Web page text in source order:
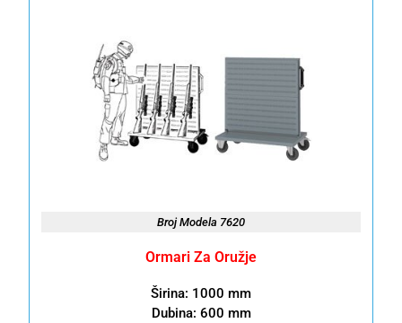
Broj Modela 7620
Ormari Za Oružje
Širina: 1000 mm
Dubina: 600 mm